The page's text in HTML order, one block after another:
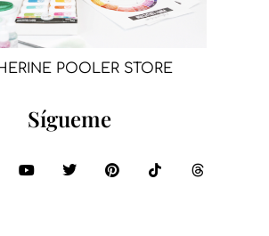
POOLER STORE
Sígueme